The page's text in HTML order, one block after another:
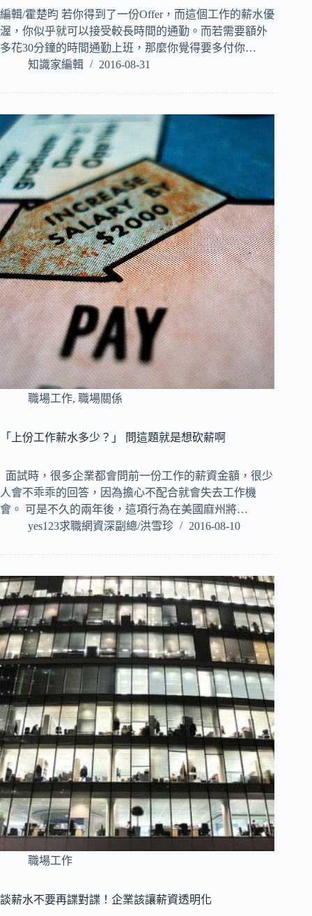
編輯/霍楚昀 若你得到了一份Offer，而這個工作的薪水優
渥，你似乎就可以接受較長時間的通勤。而若需要額外
多花30分鐘的時間通勤上班，那麼你覺得要多付你…
知識家編輯
2016-08-31
職場工作, 職場關係
「上份工作薪水多少？」 問這題就是想砍薪啊
面試時，很多企業都會問前一份工作的薪資金額，很少
人會不乖乖的回答，因為擔心不配合就會失去工作機
會。 可是不久的兩年後，這項行為在美國麻州將…
yes123求職網資深副總/洪雪珍
2016-08-10
職場工作
談薪水不要再諜對諜！企業該讓薪資透明化